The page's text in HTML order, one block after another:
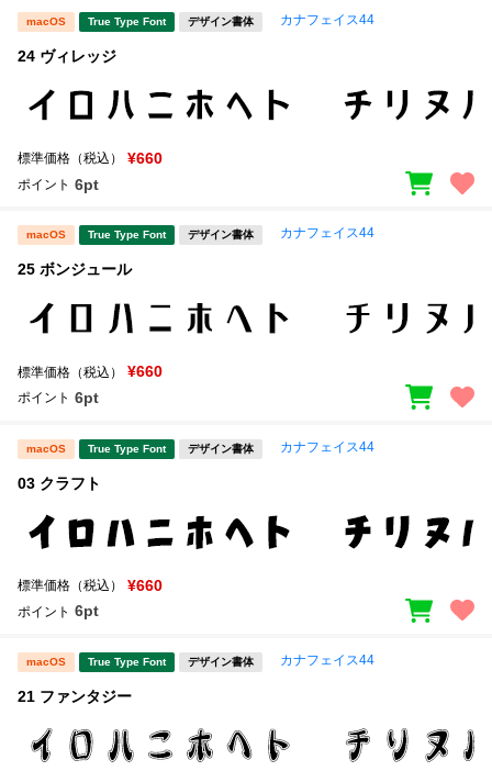
macOS True Type Font デザイン書体 カナフェイス44
24 ヴィレッジ
標準価格（税込） ¥660
ポイント 6pt
macOS True Type Font デザイン書体 カナフェイス44
25 ボンジュール
標準価格（税込） ¥660
ポイント 6pt
macOS True Type Font デザイン書体 カナフェイス44
03 クラフト
標準価格（税込） ¥660
ポイント 6pt
macOS True Type Font デザイン書体 カナフェイス44
21 ファンタジー